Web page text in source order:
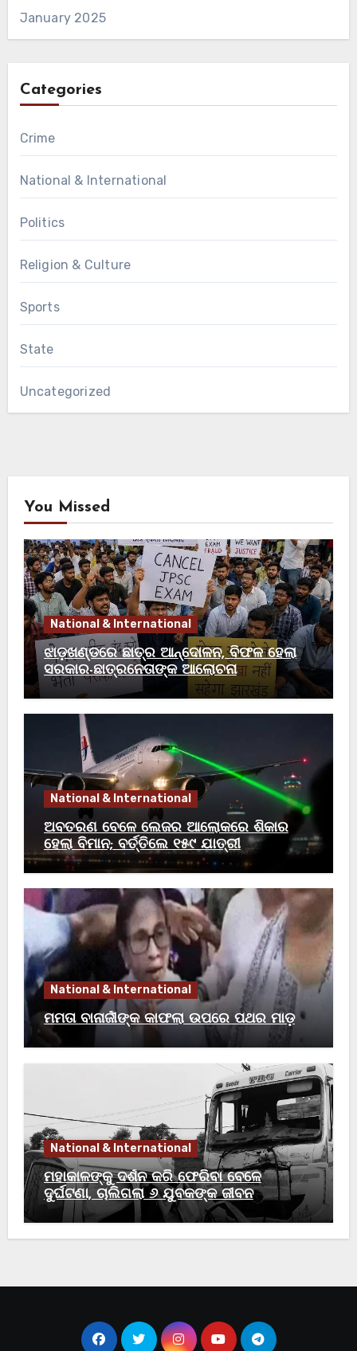
January 2025
Categories
Crime
National & International
Politics
Religion & Culture
Sports
State
Uncategorized
You Missed
National & International
ଝାଡ଼ଖଣ୍ଡରେ ଛାତ୍ର ଆନ୍ଦୋଳନ, ବିଫଳ ହେଲା
ସରକାର-ଛାତ୍ରନେତାଙ୍କ ଆଲୋଚନା
National & International
ଅବତରଣ ବେଳେ ଲେଜର ଆଲୋକରେ ଶିକାର
ହେଲା ବିମାନ; ବର୍ତ୍ତିଲେ ୧୫୯ ଯାତ୍ରୀ
National & International
ମମତା ବାନାର୍ଜୀଙ୍କ କାଫଲା ଉପରେ ପଥର ମାଡ଼
National & International
ମହାକାଳଙ୍କୁ ଦର୍ଶନ କରି ଫେରିବା ବେଳେ
ଦୁର୍ଘଟଣା, ଚାଲିଗଲା ୬ ଯୁବକଙ୍କ ଜୀବନ